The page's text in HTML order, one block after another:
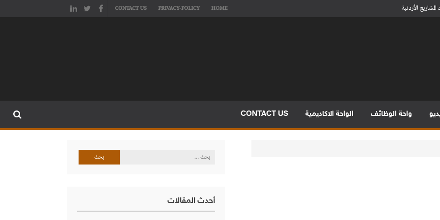
الأردنية
FINO INTERIORS
HOME
PRIVACY-POLICY
CONTACT US
واحة الوظائف الواحة الاكاديمية CONTACT US
البحث
أحدث المقالات